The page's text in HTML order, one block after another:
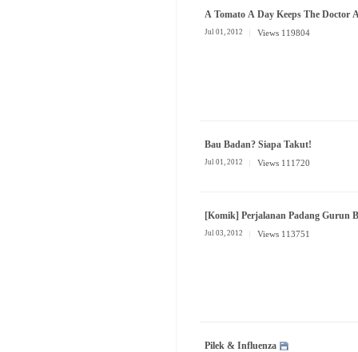
A Tomato A Day Keeps The Doctor
Jul 01, 2012 Views 119804
Bau Badan? Siapa Takut!
Jul 01, 2012 Views 111720
[Komik] Perjalanan Padang Gurun
Jul 03, 2012 Views 113751
Pilek & Influenza